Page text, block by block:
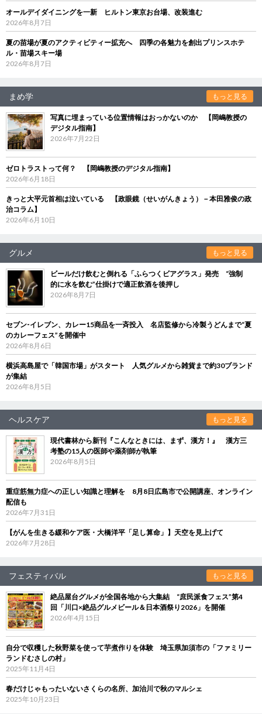
オールデイダイニングを一新 ヒルトン東京お台場、改装進む
2026年8月7日
夏の苗場が夏のアクティビティー拡充へ 四季の各魅力を創出プリンスホテ
ル・苗場スキー場
2026年8月7日
まめ学 もっと見る
写真に埋まっている位置情報はおっかないのか 【岡嶋教授の
デジタル指南】
2026年7月22日
ゼロトラストって何？ 【岡嶋教授のデジタル指南】
2026年6月18日
きっと大平元首相は泣いている 【政眼鏡（せいがんきょう）－本田雅俊の政
治コラム】
2026年6月10日
グルメ もっと見る
ビールだけ飲むと倒れる「ふらつくビアグラス」発売 “強制
的に水を飲む”仕掛けで適正飲酒を後押し
2026年8月7日
セブン‐イレブン、カレー15商品を一斉投入 名店監修から冷製うどんまで“夏
のカレーフェス”を開催中
2026年8月6日
横浜高島屋で「韓国市場」がスタート 人気グルメから雑貨まで約30ブランド
が集結
2026年8月5日
ヘルスケア もっと見る
現代書林から新刊『こんなときには、まず、漢方！』 漢方三
考塾の15人の医師や薬剤師が執筆
2026年8月5日
重症筋無力症への正しい知識と理解を 8月8日広島市で公開講座、オンライン
配信も
2026年7月31日
【がんを生きる緩和ケア医・大橋洋平「足し算命」】天空を見上げて
2026年7月28日
フェスティバル もっと見る
絶品屋台グルメが全国各地から大集結 “庶民派食フェス”第4
回「川口×絶品グルメビール＆日本酒祭り2026」を開催
2026年4月15日
自分で収穫した秋野菜を使って芋煮作りを体験 埼玉県加須市の「ファミリー
ランドむさしの村」
2025年11月4日
春だけじゃもったいないさくらの名所、加治川で秋のマルシェ
2025年10月23日